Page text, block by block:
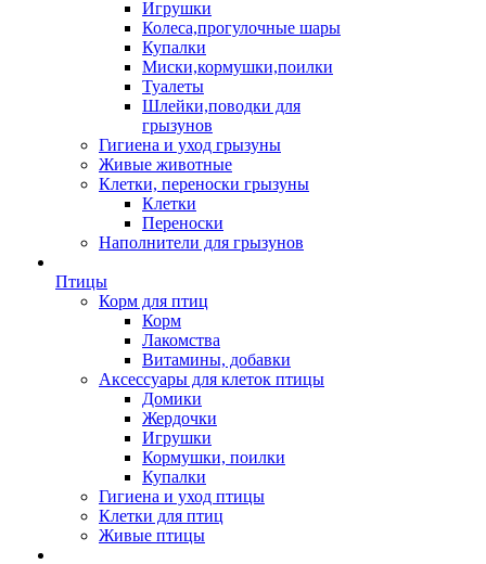
Игрушки
Колеса,прогулочные шары
Купалки
Миски,кормушки,поилки
Туалеты
Шлейки,поводки для
грызунов
Гигиена и уход грызуны
Живые животные
Клетки, переноски грызуны
Клетки
Переноски
Наполнители для грызунов
Птицы
Корм для птиц
Корм
Лакомства
Витамины, добавки
Аксессуары для клеток птицы
Домики
Жердочки
Игрушки
Кормушки, поилки
Купалки
Гигиена и уход птицы
Клетки для птиц
Живые птицы